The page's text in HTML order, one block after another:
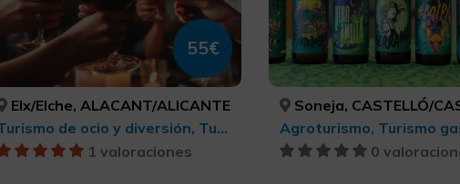
55€
Elx/Elche, ALACANT/ALICANTE
Turismo de ocio y diversión, Turismo rural y natural, Turismo cultural, Turismo gastronómico, Enoturismo
1 valoraciones
Soneja, CASTELLÓ/
0